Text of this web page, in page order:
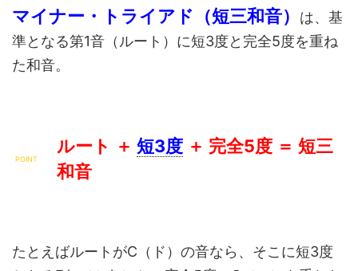
マイナー・トライアド（短三和音）
は、基
準となる第1音（ルート）に短3度と完全5度を重ね
た和音。
ルート ＋ 短3度 ＋ 完全5度 ＝ 短三
和音
たとえばルートがC（ド）の音なら、そこに短3度